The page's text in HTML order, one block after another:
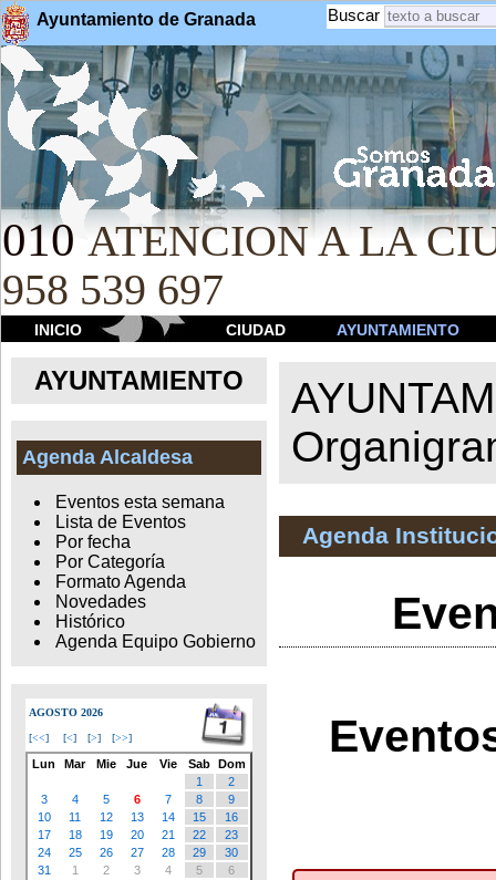
Ayuntamiento de Granada Buscar
010 ATENCION A LA
958 539 697
INICIO CIUDAD AYUNTAMIENTO
AYUNTAMIENTO
Agenda Alcaldesa
Eventos esta semana
Lista de Eventos
Por fecha
Por Categoría
Formato Agenda
Novedades
Histórico
Agenda Equipo Gobierno
AGOSTO 2026
[<<] [<] [>] [>>]
Lun Mar Mie Jue Vie Sab
Dom
1
2
3
4 5 6 7 8
9
10
11 12 13 14 15
16
17
18 19 20 21 22
23
24
25 26 27 28 29
30
31
1 2 3 4 5 6
Agenda